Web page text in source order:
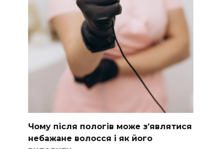
Чому після пологів може з’являтися
небажане волосся і як його